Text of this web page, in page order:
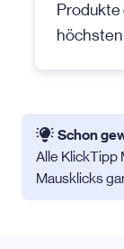
Produkte
Schon
Alle KlickTipp
Mausklicks